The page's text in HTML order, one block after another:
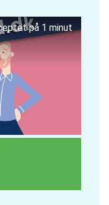
på 1 minut